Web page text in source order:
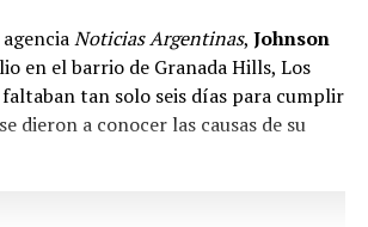
coincidió con la celebración religiosa
de Santa Ana, lo que obligó a
de los fieles al templo mientras se
artística. Tras finalizar las
principal,
Noticias Argentinas, Johnson
en el barrio de Granada Hills, Los
tan solo seis días para cumplir
dieron a conocer las causas de su